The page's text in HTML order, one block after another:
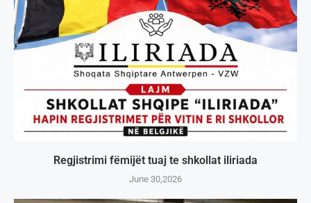
Regjistrimi fëmijët tuaj te shkollat iliriada
June 30,2026